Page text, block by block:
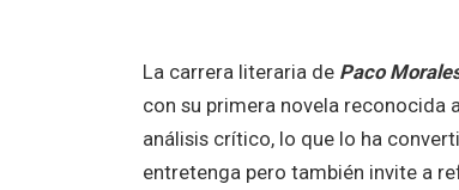
La carrera literaria de Paco
con su primera novela reconocida
análisis crítico, lo que lo ha
entretenga pero también invite a